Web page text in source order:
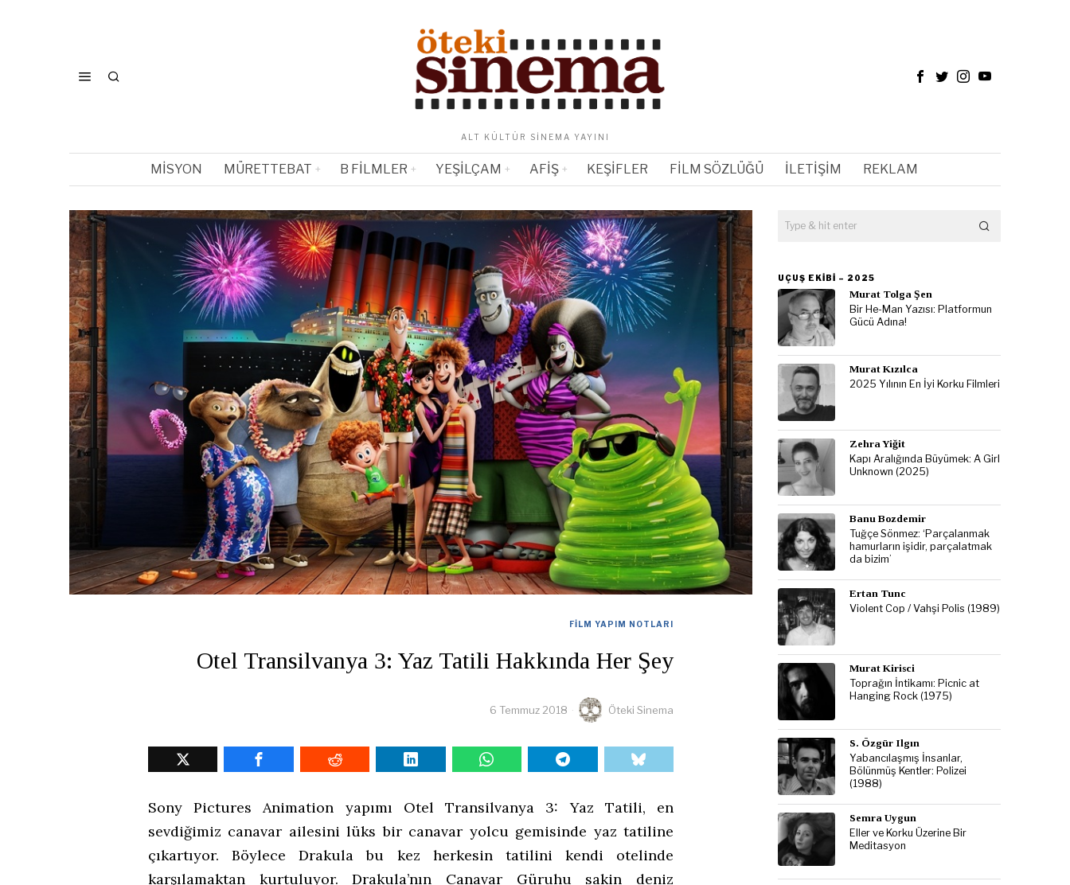
ALT KÜLTÜR SINEMA YAYINI
MISYON MÜRETTEBAT B FILMLER YEŞILÇAM AFIŞ KEŞIFLER FILM SÖZLÜĞÜ İLETIŞIM REKLAM
FILM YAPIM NOTLARI
Otel Transilvanya 3: Yaz Tatili Hakkında Her Şey
6 Temmuz 2018 Öteki Sinema
Sony Pictures Animation yapımı Otel Transilvanya 3: Yaz Tatili, en
sevdiğimiz canavar ailesini lüks bir canavar yolcu gemisinde yaz tatiline
çıkartıyor. Böylece Drakula bu kez herkesin tatilini kendi otelinde
karşılamaktan kurtuluyor. Drakula’nın Canavar Güruhu sakin deniz
UÇUŞ EKIBI – 2025
Murat Tolga Şen
Bir He-Man Yazısı: Platformun
Gücü Adına!
Murat Kızılca
2025 Yılının En İyi Korku Filmleri
Zehra Yiğit
Kapı Aralığında Büyümek: A Girl
Unknown (2025)
Banu Bozdemir
Tuğçe Sönmez: ‘Parçalanmak
hamurların işidir, parçalatmak
da bizim’
Ertan Tunc
Violent Cop / Vahşi Polis (1989)
Murat Kirisci
Toprağın İntikamı: Picnic at
Hanging Rock (1975)
S. Özgür Ilgın
Yabancılaşmış İnsanlar,
Bölünmüş Kentler: Polizei
(1988)
Semra Uygun
Eller ve Korku Üzerine Bir
Meditasyon